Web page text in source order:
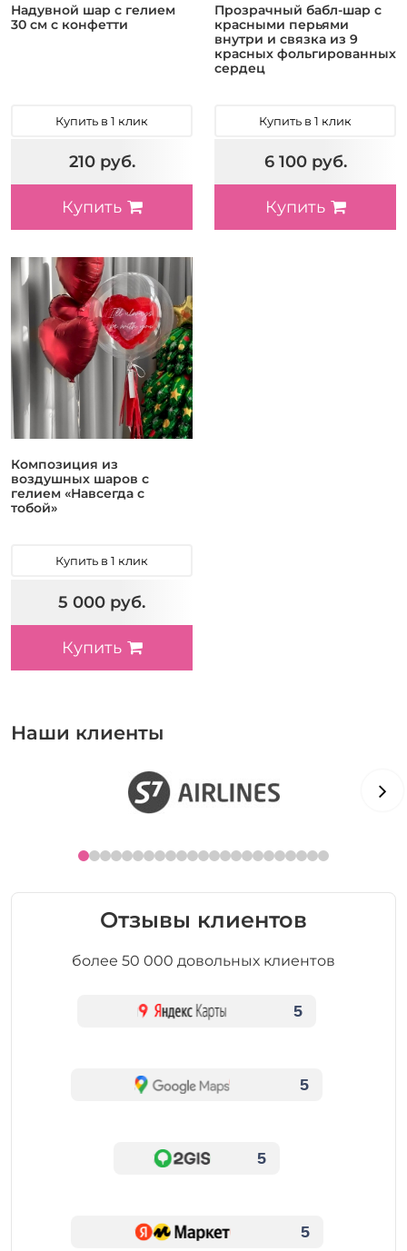
Надувной шар с гелием
30 см с конфетти
Купить в 1 клик
210 руб.
Купить
Прозрачный бабл-шар с
красными перьями
внутри и связка из 9
красных фольгированных
сердец
Купить в 1 клик
6 100 руб.
Купить
Композиция из
воздушных шаров с
гелием «Навсегда с
тобой»
Купить в 1 клик
5 000 руб.
Купить
Наши клиенты
Отзывы клиентов
более 50 000 довольных клиентов
5
5
5
5